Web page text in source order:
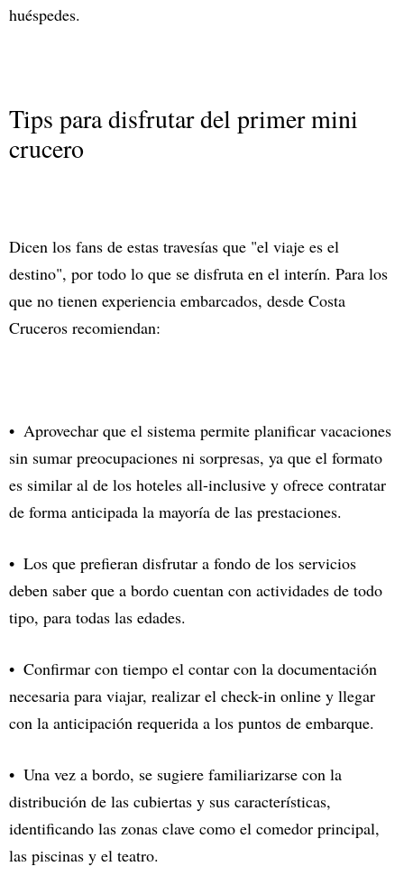
huéspedes.
Tips para disfrutar del primer mini
crucero
Dicen los fans de estas travesías que "el viaje es el
destino", por todo lo que se disfruta en el interín. Para los
que no tienen experiencia embarcados, desde Costa
Cruceros recomiendan:
Aprovechar que el sistema permite planificar vacaciones
sin sumar preocupaciones ni sorpresas, ya que el formato
es similar al de los hoteles all-inclusive y ofrece contratar
de forma anticipada la mayoría de las prestaciones.
Los que prefieran disfrutar a fondo de los servicios
deben saber que a bordo cuentan con actividades de todo
tipo, para todas las edades.
Confirmar con tiempo el contar con la documentación
necesaria para viajar, realizar el check-in online y llegar
con la anticipación requerida a los puntos de embarque.
Una vez a bordo, se sugiere familiarizarse con la
distribución de las cubiertas y sus características,
identificando las zonas clave como el comedor principal,
las piscinas y el teatro.